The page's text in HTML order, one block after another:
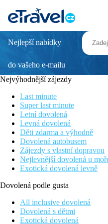
Novotel Phuket
Novinka v nabídce
Vhodné pro páry i rodiny s
WiFi na pokoji zdarma
Písečná pláž 5 minut pěšky
Poloha
Na jihozápadním pobřeží
Patong je vzdálena cca 10
Vybavení
Vstupní hala s recepcí,
lehátky, slunečníky a
Pokoje
Dvoulůžkový pokoj,
Nejlepší nabídky
do vašeho e-mailu
Nejvýhodnější zájezdy
Last minute
Super last minute
Letní dovolená
Levná dovolená
Děti zdarma a výhodně
Dovolená autobusem
Zájezdy s vlastní dopravou
Nejlevnější dovolená u
Exotická dovolená levně
Dovolená podle gusta
All inclusive dovolená
Dovolená s dětmi
Exotická dovolená